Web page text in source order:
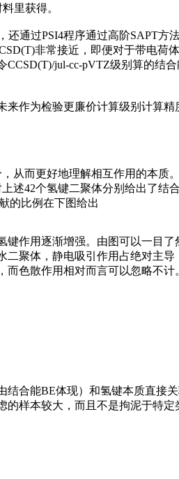
里获得。
通过PSI4程序通过高阶SAPT方
非常接近，即便对于带电荷
jul-cc-pVTZ级别算的结
作为检验更廉价计算级别计算精
从而更好地理解相互作用的本质
42个氢键二聚体分别给出了结
的比例在下图给出
作用逐渐增强。由图可以一目
聚体，静电吸引作用占绝对主导
色散作用相对而言可以忽略不计
合能BE体现）和氢键本质直接
样本较大，而且不是拘泥于特定